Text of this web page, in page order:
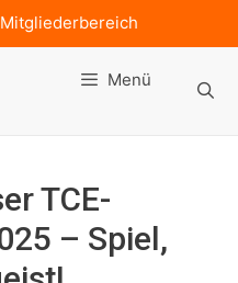
Mitgliederbereich
Menü
TCE-
– Spiel,